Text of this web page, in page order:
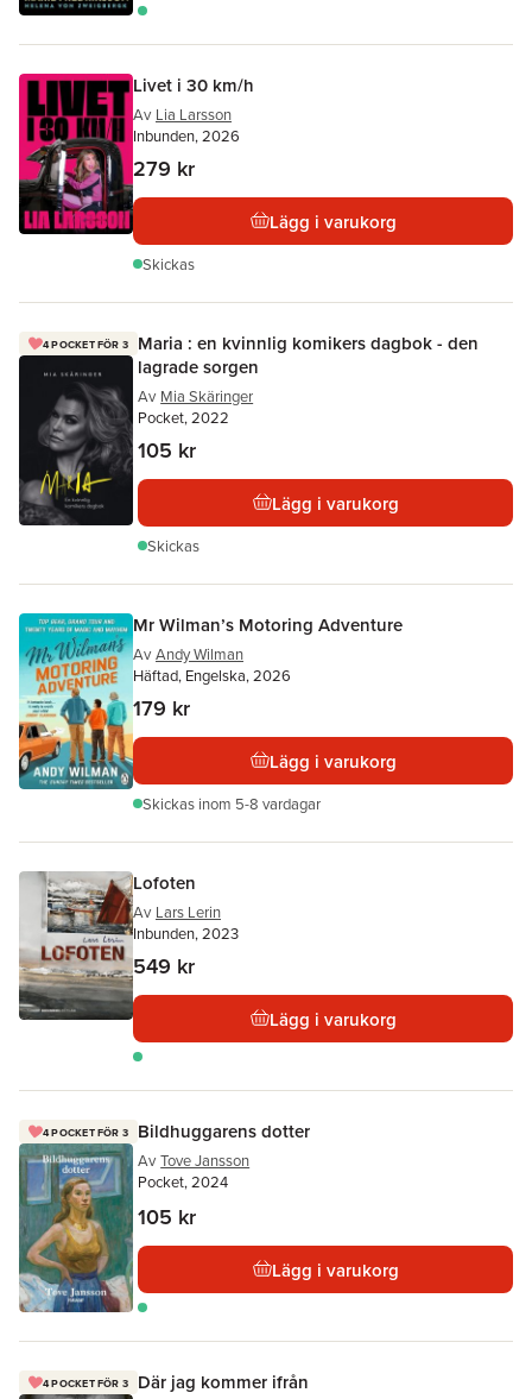
Livet i 30 km/h
Av Lia Larsson
Inbunden, 2026
279 kr
Lägg i varukorg
Skickas
4 POCKET FÖR 3
Maria : en kvinnlig komikers dagbok - den
lagrade sorgen
Av Mia Skäringer
Pocket, 2022
105 kr
Lägg i varukorg
Skickas
Mr Wilman’s Motoring Adventure
Av Andy Wilman
Häftad, Engelska, 2026
179 kr
Lägg i varukorg
Skickas inom 5-8 vardagar
Lofoten
Av Lars Lerin
Inbunden, 2023
549 kr
Lägg i varukorg
4 POCKET FÖR 3 Bildhuggarens dotter
Av Tove Jansson
Pocket, 2024
105 kr
Lägg i varukorg
4 POCKET FÖR 3 Där jag kommer ifrån